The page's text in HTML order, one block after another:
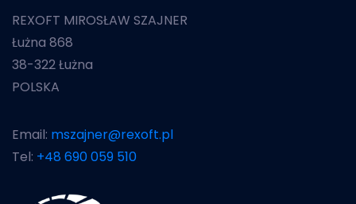
REXOFT MIROSŁAW SZAJNER
Łużna 868
38-322 Łużna
POLSKA
Email: mszajner@rexoft.pl
Tel: +48 690 059 510